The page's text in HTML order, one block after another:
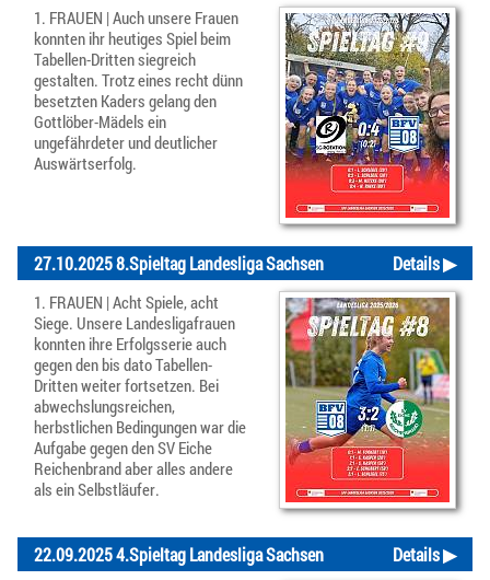
1. FRAUEN | Auch unsere Frauen
konnten ihr heutiges Spiel beim
Tabellen-Dritten siegreich
gestalten. Trotz eines recht dünn
besetzten Kaders gelang den
Gottlöber-Mädels ein
ungefährdeter und deutlicher
Auswärtserfolg.
Details ▶
27.10.2025 8.Spieltag Landesliga Sachsen
1. FRAUEN | Acht Spiele, acht
Siege. Unsere Landesligafrauen
konnten ihre Erfolgsserie auch
gegen den bis dato Tabellen-
Dritten weiter fortsetzen. Bei
abwechslungsreichen,
herbstlichen Bedingungen war die
Aufgabe gegen den SV Eiche
Reichenbrand aber alles andere
als ein Selbstläufer.
Details ▶
22.09.2025 4.Spieltag Landesliga Sachsen